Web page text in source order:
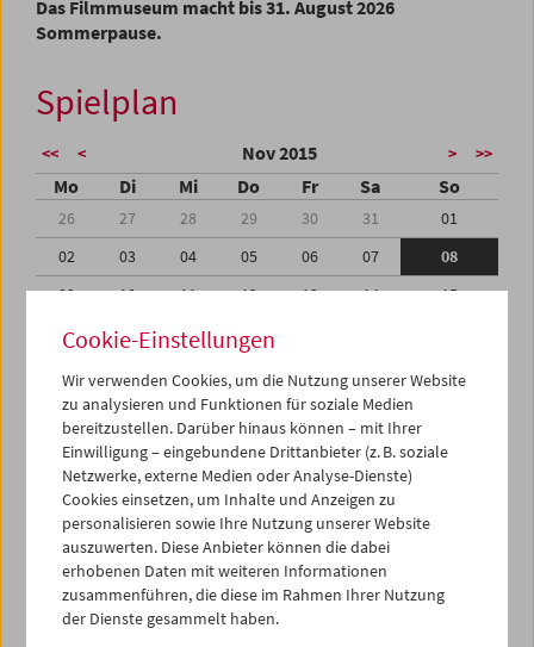
Das Filmmuseum macht bis 31. August 2026
Sommerpause.
Spielplan
<< < Nov 2015 > >>
Mo Di Mi Do Fr Sa So
26 27 28 29 30 31
01
02
03 04 05 06 07
08
09
10 11 12 13 14
15
16
17 18 19
23
25 27
29
30
01 02 03 04 05
iCalender
Programmheft-PDF
English language or subtitles
< Vorherige Woche
Cookie-Einstellungen
Wir verwenden Cookies, um die Nutzung unserer Website
zu analysieren und Funktionen für soziale Medien
bereitzustellen. Darüber hinaus können – mit Ihrer
Einwilligung – eingebundene Drittanbieter (z. B. soziale
Netzwerke, externe Medien oder Analyse-Dienste)
Cookies einsetzen, um Inhalte und Anzeigen zu
personalisieren sowie Ihre Nutzung unserer Website
auszuwerten. Diese Anbieter können die dabei
erhobenen Daten mit weiteren Informationen
zusammenführen, die diese im Rahmen Ihrer Nutzung
der Dienste gesammelt haben.